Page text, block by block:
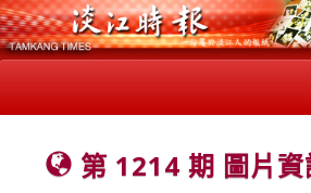
第 1214 期 圖片資